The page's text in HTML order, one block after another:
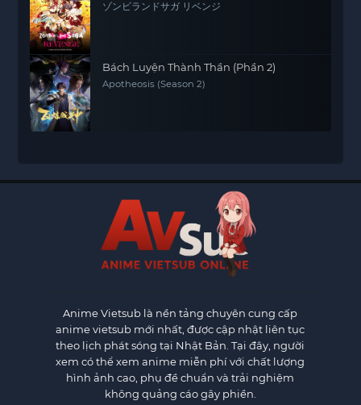
ゾンビランドサガ リベンジ
Bách Luyện Thành Thần (Phần 2)
Apotheosis (Season 2)
Anime Vietsub là nền tảng chuyên cung cấp
anime vietsub mới nhất, được cập nhật liên tục
theo lịch phát sóng tại Nhật Bản. Tại đây, người
xem có thể xem anime miễn phí với chất lượng
hình ảnh cao, phụ đề chuẩn và trải nghiệm
không quảng cáo gây phiền.